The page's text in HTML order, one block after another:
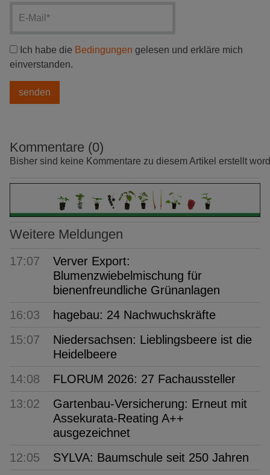
Ich habe die Bedingungen gelesen und erkläre mich
einverstanden.
Kommentare (0)
Bisher sind keine Kommentare zu diesem Artikel erstellt
Weitere Meldungen
17:07
Verver Export:
Blumenzwiebelmischung für
bienenfreundliche Grünanlagen
16:03
hagebau: 24 Nachwuchskräfte
15:07
Niedersachsen: Lieblingsbeere ist die
Heidelbeere
14:08
FLORUM 2026: 27 Fachaussteller
13:02
Gartenbau-Versicherung: Erneut mit
Assekurata-Reating A++
ausgezeichnet
12:05
SYLVA: Baumschule seit 250 Jahren